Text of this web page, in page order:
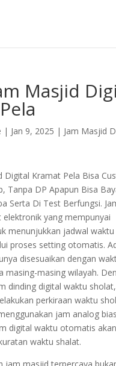
Masjid
| Jan 9, 2025 | Jam Masjid
Digital Kramat Pela Bisa
Tanpa DP Apapun Bisa
Serta Di Test Berfungsi.
elektronik yang mempunyai
menunjukkan jadwal
proses setting otomatis.
disesuaikan dengan
masing-masing wilayah.
dinding digital waktu
perkiraan waktu
jam analog
digital waktu otomatis akan
waktu shalat.